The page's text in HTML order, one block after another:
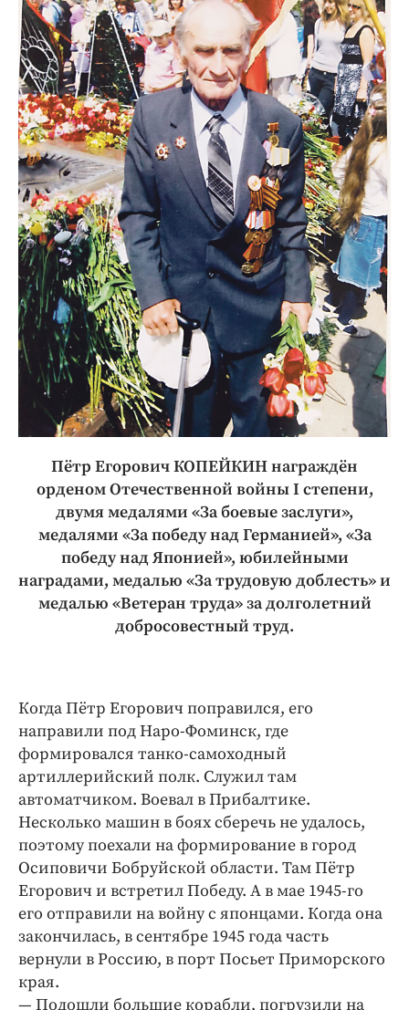
Пётр Егорович КОПЕЙКИН награждён
орденом Отечественной вой­ны I степени,
двумя медалями «За боевые заслуги»,
медалями «За победу над Германией», «За
победу над Японией», юбилейными
наградами, медалью «За трудовую доблесть» и
медалью «Ветеран труда» за долголетний
добросовестный труд.
Когда Пётр Егорович поправился, его
направили под Наро-Фоминск, где
формировался танко-самоходный
артиллерийский полк. Служил там
автоматчиком. Воевал в Прибалтике.
Несколько машин в боях сберечь не удалось,
поэтому поехали на формирование в город
Осиповичи Бобруйской области. Там Пётр
Егорович и встретил Победу. А в мае 1945-го
его отправили на вой­ну с японцами. Когда она
закончилась, в сентябре 1945 года часть
вернули в Россию, в порт Посьет Приморского
края.
— Подошли большие корабли, погрузили на